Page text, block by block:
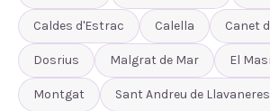
Caldes d'Estrac Calella Canet
Dosrius Malgrat de Mar El
Montgat Sant Andreu de Llavaneres